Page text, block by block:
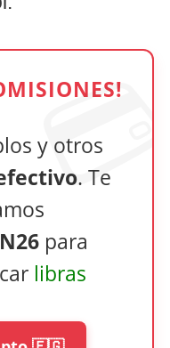
💳
y otros
. Te
para
libras